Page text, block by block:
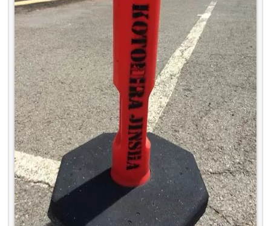
「KOTOHIRA JINSHA」って書いたポール
「KOTOHIRA JINSHA」って書いたポールがあり
ます。